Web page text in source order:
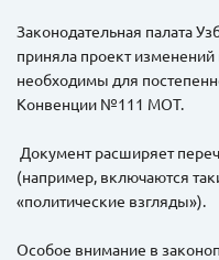
Законодательная палата
приняла проект
необходимы для
Конвенции №111 МОТ.
Документ расширяет
(например, включаются
«политические взгляды»).
Особое внимание в